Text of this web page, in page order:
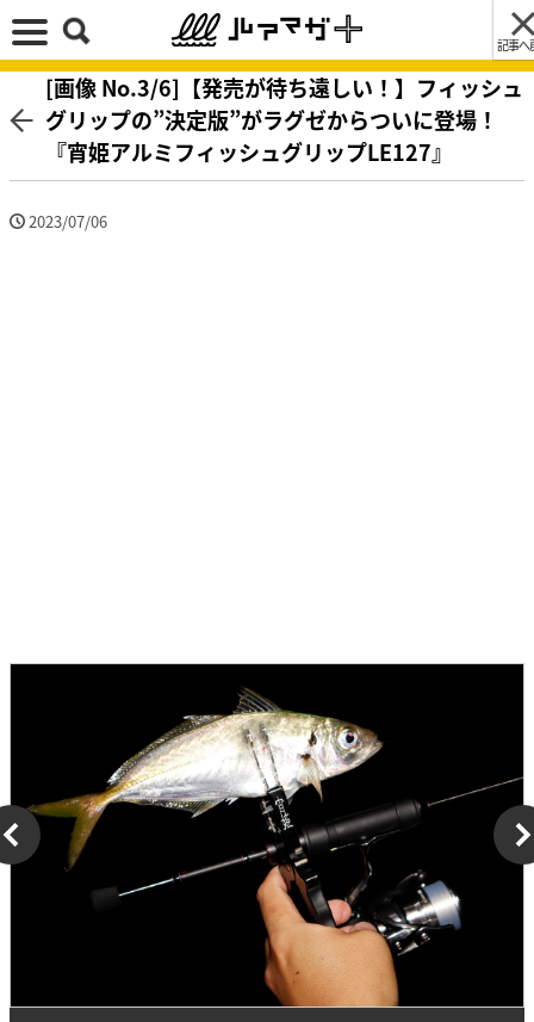
記事へ
[画像 No.3/6]【発売が待ち遠しい！】フィッシュ
グリップの”決定版”がラグゼからついに登場！
『宵姫アルミフィッシュグリップLE127』
2023/07/06